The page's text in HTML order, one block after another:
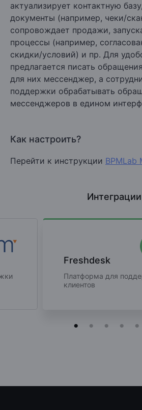
актуализирует контактную
документы (например, чеки/
сопровождает продажи,
процессы (например,
скидки/условий) и пр. Для
предлагается писать
для них мессенджер, а
поддержки обрабатывать
мессенджеров в едином
Как настроить?
Перейти к инструкции BPMLab
Интеграции
Freshdesk
Платформа для
клиентов